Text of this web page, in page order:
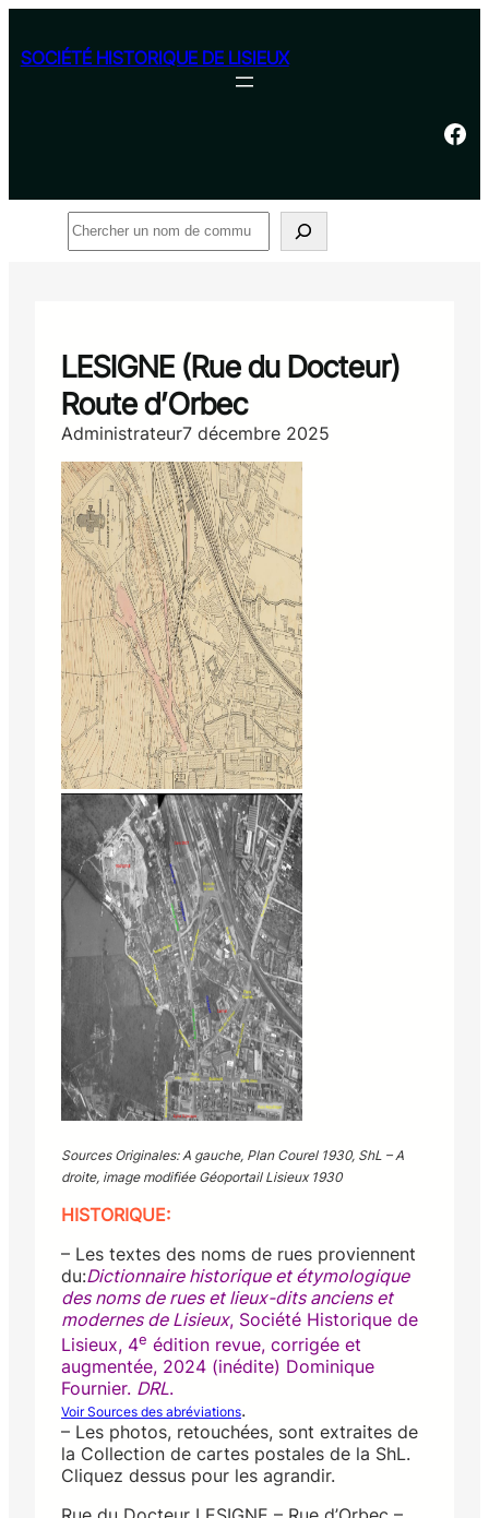
contenu
SOCIÉTÉ HISTORIQUE DE LISIEUX
Facebook
Rechercher
LESIGNE (Rue du Docteur)
Route d’Orbec
Administrateur7 décembre 2025
Sources Originales: A gauche, Plan Courel 1930, ShL – A
droite, image modifiée Géoportail Lisieux 1930
HISTORIQUE:
– Les textes des noms de rues proviennent
du:Dictionnaire historique et étymologique
des noms de rues et lieux-dits anciens et
modernes de Lisieux, Société Historique de
Lisieux, 4e édition revue, corrigée et
augmentée, 2024 (inédite) Dominique
Fournier. DRL.
Voir Sources des abréviations.
– Les photos, retouchées, sont extraites de
la Collection de cartes postales de la ShL.
Cliquez dessus pour les agrandir.